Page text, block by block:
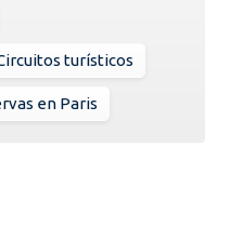
turísticos
en Paris